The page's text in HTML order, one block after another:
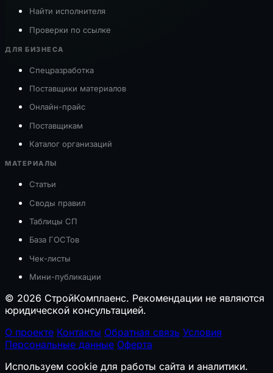
Найти исполнителя
Проверки по ссылке
ДЛЯ БИЗНЕСА
Спецразработка
Поставщики материалов
Онлайн-прайс
Поставщикам
Каталог организаций
МАТЕРИАЛЫ
Статьи
Своды правил
Таблицы СП
База ГОСТов
Чек-листы
Мини-публикации
© 2026 СтройКомплаенс. Рекомендации не являются
юридической консультацией.
О проекте Контакты Обратная связь Условия
Персональные данные Оферта
Используем cookie для работы сайта и аналитики.